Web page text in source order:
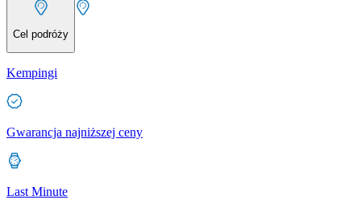
Cel podróży
Kempingi
Gwarancja najniższej ceny
Last Minute